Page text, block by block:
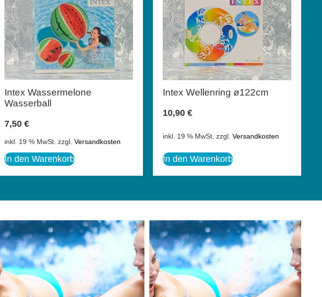
Intex Wassermelone
Wasserball
7,50 €
inkl. 19 % MwSt. zzgl. Versandkosten
In den Warenkorb
Intex Wellenring ø122cm
10,90 €
inkl. 19 % MwSt. zzgl. Versandkosten
In den Warenkorb